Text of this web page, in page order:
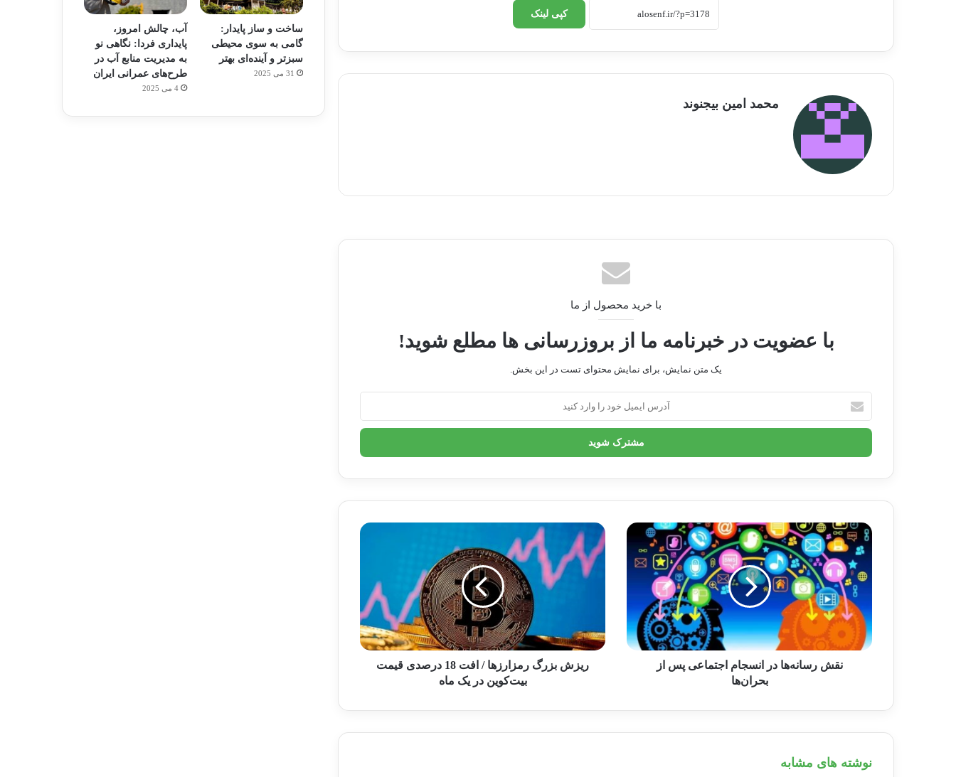
کپی لینک
محمد امین بیجنوند
با خرید محصول از ما
با عضویت در خبرنامه ما از بروزرسانی ها مطلع شوید!
یک متن نمایش، برای نمایش محتوای تست در این بخش.
ایمیل
خود
وارد
نقش رسانه‌ها در انسجام اجتماعی پس از
بحران‌ها
ریزش بزرگ رمزارزها / افت 18 درصدی قیمت
بیت‌کوین در یک ماه
نوشته های مشابه
ساخت و ساز پایدار:
گامی به سوی محیطی
سبزتر و آینده‌ای بهتر
31 می 2025
آب، چالش امروز،
پایداری فردا: نگاهی نو
به مدیریت منابع آب در
طرح‌های عمرانی ایران
4 می 2025